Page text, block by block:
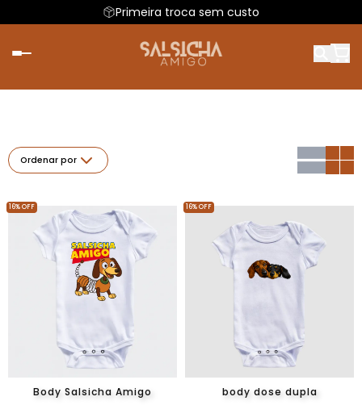
Primeira troca sem custo
Ordenar por
Body Salsicha Amigo
16% OFF
body dose dupla
16% OFF